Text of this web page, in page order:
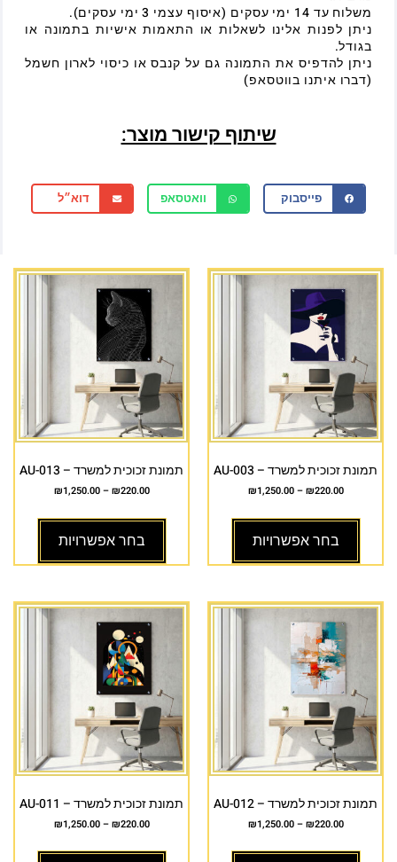
משלוח עד 14 ימי עסקים (איסוף עצמי 3 ימי עסקים).
ניתן לפנות אלינו לשאלות או התאמות אישיות בתמונה או
בגודל.
ניתן להדפיס את התמונה גם על קנבס או כיסוי לארון חשמל
(דברו איתנו בווטסאפ)
שיתוף קישור מוצר:
פייסבוק וואטסאפ דוא״ל
תמונת זכוכית למשרד – AU-003
₪220.00
–
₪1,250.00
בחר אפשרויות
תמונת זכוכית למשרד – AU-013
₪220.00
–
₪1,250.00
בחר אפשרויות
תמונת זכוכית למשרד – AU-012
₪220.00
–
₪1,250.00
תמונת זכוכית למשרד – AU-011
₪220.00
–
₪1,250.00